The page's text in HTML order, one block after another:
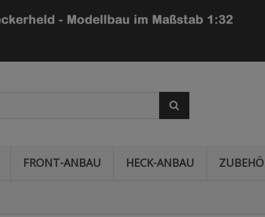
FRONT-ANBAU HECK-ANBAU